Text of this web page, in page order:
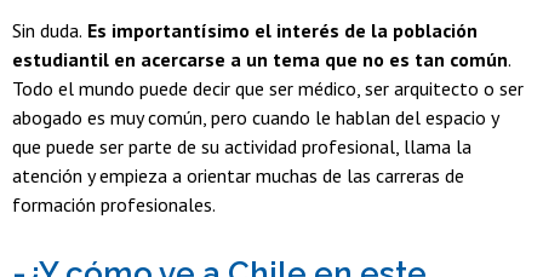
Sin duda. Es importantísimo el interés de la población
estudiantil en acercarse a un tema que no es tan común.
Todo el mundo puede decir que ser médico, ser arquitecto o ser
abogado es muy común, pero cuando le hablan del espacio y
que puede ser parte de su actividad profesional, llama la
atención y empieza a orientar muchas de las carreras de
formación profesionales.